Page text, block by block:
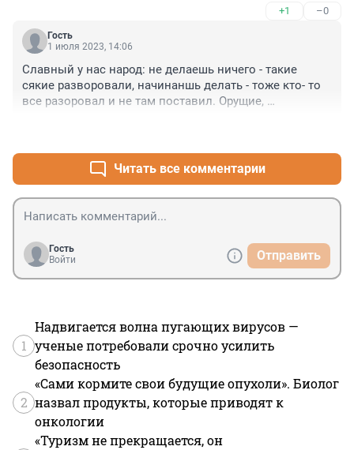
+1 –0
Гость
1 июля 2023, 14:06
Славный у нас народ: не делаешь ничего - такие
сякие разворовали, начинаншь делать - тоже кто- то
все разоровал и не там поставил. Орущие,
Читать все комментарии
Гость
Войти
Отправить
1
Надвигается волна пугающих вирусов —
ученые потребовали срочно усилить
безопасность
2
«Сами кормите свои будущие опухоли». Биолог
назвал продукты, которые приводят к
онкологии
«Туризм не прекращается, он